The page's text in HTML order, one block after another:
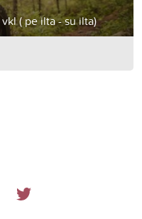
( pe ilta - su ilta)